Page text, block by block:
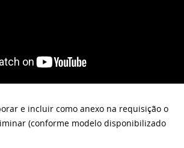
e incluir como anexo na requisição o
(conforme modelo disponibilizado